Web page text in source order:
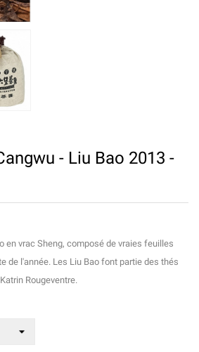
- Liu Bao 2013 -
en vrac Sheng, composé de vraies feuilles
de l'année. Les Liu Bao font partie des thés
Rougeventre.